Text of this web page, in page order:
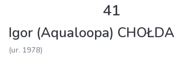
41
Igor (Aqualoopa) CHOŁDA
(ur. 1978)